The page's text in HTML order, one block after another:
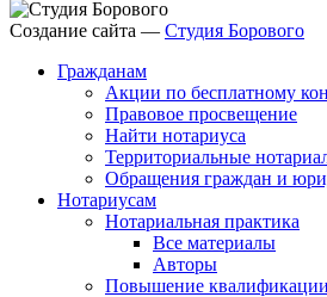
Создание сайта — Студия Борового
Гражданам
Акции по бесплатному
Правовое просвещение
Найти нотариуса
Территориальные
Обращения граждан и
Нотариусам
Нотариальная практика
Все материалы
Авторы
Повышение квалификации